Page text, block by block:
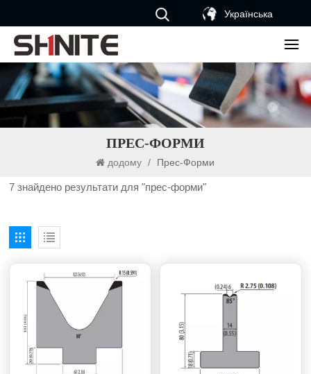
Українська
ПРЕС-ФОРМИ
додому / Прес-Форми
7 знайдено результати для "прес-форми"